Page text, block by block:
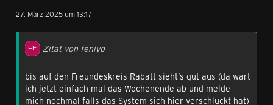
27. März 2025 um 13:17
Zitat von feniyo
bis auf den Freundeskreis Rabatt sieht’s gut aus (da wart
ich jetzt einfach mal das Wochenende ab und melde
mich nochmal falls das System sich hier verschluckt hat)